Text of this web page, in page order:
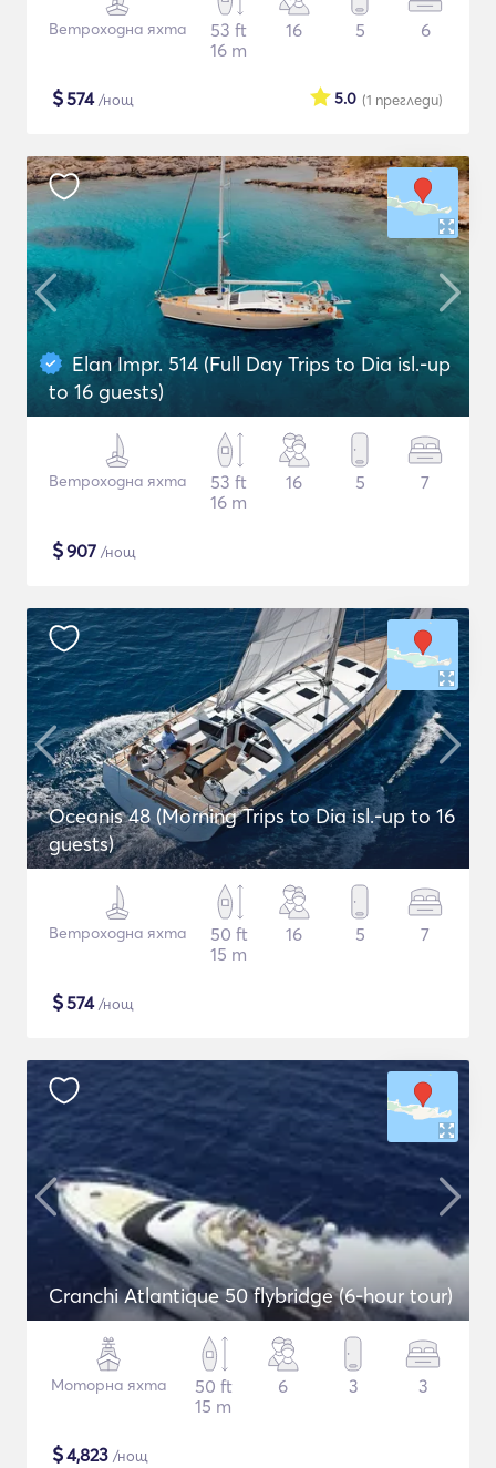
Ветроходна яхта
53 ft
16 m
16 5 6
$574/нощ (1 прегледи)
5.0
Elan Impr. 514 (Full Day Trips to Dia isl.-up
to 16 guests)
Ветроходна яхта
53 ft
16 m
16 5 7
$907 /нощ
Oceanis 48 (Morning Trips to Dia isl.-up to 16
guests)
Ветроходна яхта
50 ft
15 m
16 5 7
$574/нощ
Cranchi Atlantique 50 flybridge (6-hour tour)
Моторна яхта
50 ft
15 m
6 3 3
$4,823 /нощ